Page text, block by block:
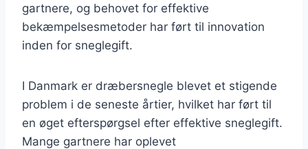
gartnere, og behovet for effektive
bekæmpelsesmetoder har ført til innovation
inden for sneglegift.
I Danmark er dræbersnegle blevet et stigende
problem i de seneste årtier, hvilket har ført til
en øget efterspørgsel efter effektive sneglegift.
Mange gartnere har oplevet